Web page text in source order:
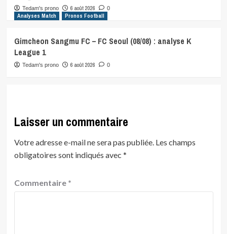
Tedam's prono 6 août 2026 0
Analyses Match Pronos Football
Gimcheon Sangmu FC – FC Seoul (08/08) : analyse K
League 1
Tedam's prono 6 août 2026 0
Laisser un commentaire
Votre adresse e-mail ne sera pas publiée. Les champs
obligatoires sont indiqués avec *
Commentaire *